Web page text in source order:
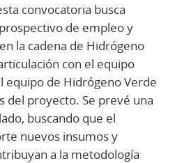
convocatoria busca
de empleo y
la cadena de Hidrógeno
con el equipo
equipo de Hidrógeno Verde
del proyecto. Se prevé una
buscando que el
nuevos insumos y
a la metodología